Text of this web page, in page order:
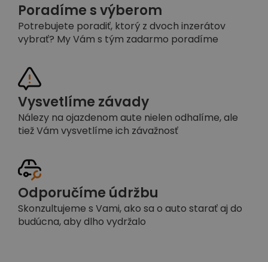
Poradíme s výberom
Potrebujete poradiť, ktorý z dvoch inzerátov
vybrať? My Vám s tým zadarmo poradíme
Vysvetlíme závady
Nálezy na ojazdenom aute nielen odhalíme, ale
tiež Vám vysvetlíme ich závažnosť
Odporučíme údržbu
Skonzultujeme s Vami, ako sa o auto starať aj do
budúcna, aby dlho vydržalo